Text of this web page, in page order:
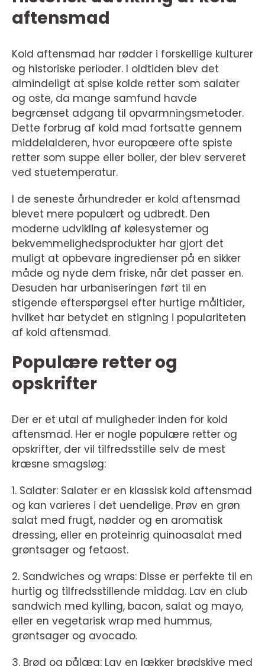
aftensmad
Kold aftensmad har rødder i forskellige kulturer
og historiske perioder. I oldtiden blev det
almindeligt at spise kolde retter som salater
og oste, da mange samfund havde
begrænset adgang til opvarmningsmetoder.
Dette forbrug af kold mad fortsatte gennem
middelalderen, hvor europæere ofte spiste
retter som suppe eller boller, der blev serveret
ved stuetemperatur.
I de seneste århundreder er kold aftensmad
blevet mere populært og udbredt. Den
moderne udvikling af kølesystemer og
bekvemmelighedsprodukter har gjort det
muligt at opbevare ingredienser på en sikker
måde og nyde dem friske, når det passer en.
Desuden har urbaniseringen ført til en
stigende efterspørgsel efter hurtige måltider,
hvilket har betydet en stigning i populariteten
af kold aftensmad.
Populære retter og
opskrifter
Der er et utal af muligheder inden for kold
aftensmad. Her er nogle populære retter og
opskrifter, der vil tilfredsstille selv de mest
kræsne smagsløg:
1. Salater: Salater er en klassisk kold aftensmad
og kan varieres i det uendelige. Prøv en grøn
salat med frugt, nødder og en aromatisk
dressing, eller en proteinrig quinoasalat med
grøntsager og fetaost.
2. Sandwiches og wraps: Disse er perfekte til en
hurtig og tilfredsstillende middag. Lav en club
sandwich med kylling, bacon, salat og mayo,
eller en vegetarisk wrap med hummus,
grøntsager og avocado.
3. Brød og pålæg: Lav en lækker brødskive med